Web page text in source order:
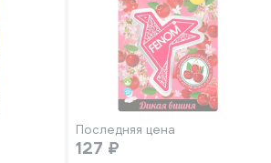
Последняя цена
127 ₽